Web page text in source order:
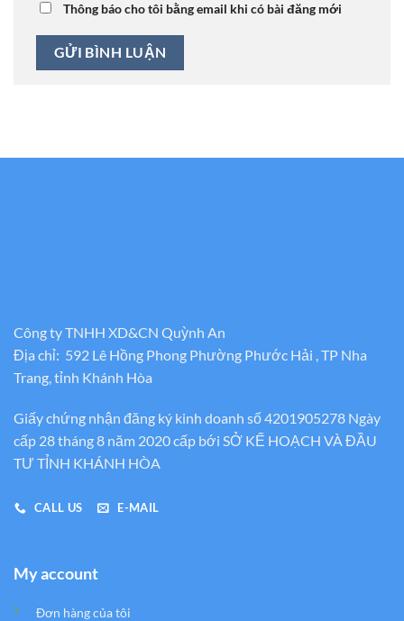
Thông báo cho tôi bằng email khi có bài đăng mới
Công ty TNHH XD&CN Quỳnh An
Địa chỉ: 592 Lê Hồng Phong Phường Phước Hải , TP Nha
Trang, tỉnh Khánh Hòa
Giấy chứng nhận đăng ký kinh doanh số 4201905278 Ngày
cấp 28 tháng 8 năm 2020 cấp bới SỞ KẾ HOẠCH VÀ ĐẦU
TƯ TỈNH KHÁNH HÒA
CALL US E-MAIL
My account
Đơn hàng của tôi